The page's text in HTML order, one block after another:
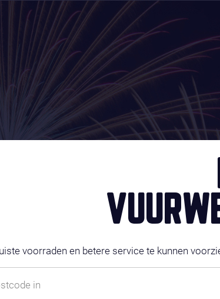
voorraden en betere service te kunnen